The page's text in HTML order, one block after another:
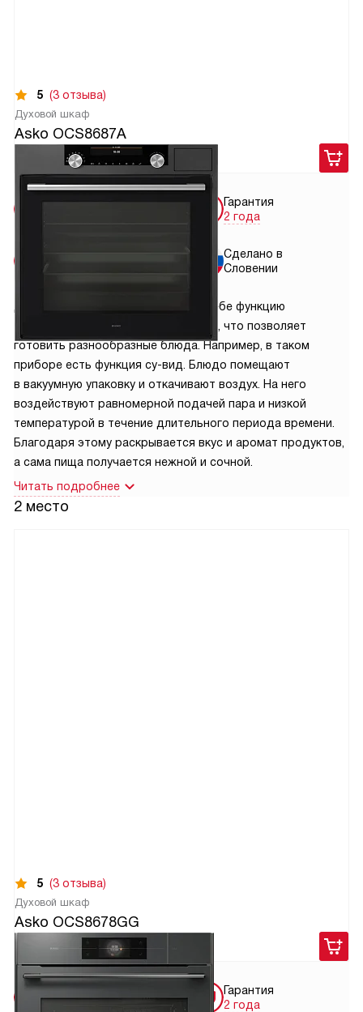
5 (3 отзыва)
Духовой шкаф
Asko OCS8687A
226 900руб.
Бесплатная
Бесплатная
установка
Гарантия
2 года
Сделано в
Словении
Духовой шкаф Asko совмещает в себе функцию
традиционной духовки и пароварки, что позволяет
готовить разнообразные блюда. Например, в таком
приборе есть функция су-вид. Блюдо помещают
в вакуумную упаковку и откачивают воздух. На него
воздействуют равномерной подачей пара и низкой
температурой в течение длительного периода времени.
Благодаря этому раскрывается вкус и аромат продуктов,
а сама пища получается нежной и сочной.
Читать подробнее
2 место
5 (3 отзыва)
Духовой шкаф
Asko OCS8678GG
340 900
руб.
Бесплатная
доставка
Гарантия
2 года